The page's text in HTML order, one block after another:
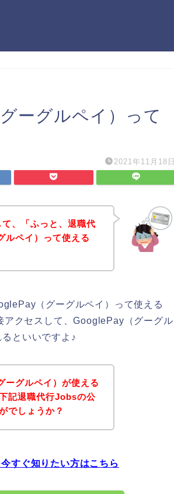
ーグルペイ）って
2021年11月18日
、「ふっと、退職代
ペイ）って使える
（グーグルペイ）って使える
クセスして、GooglePay（グーグル
といいですよ♪
グルペイ）が使える
記退職代行Jobsの公
でしょうか？
すぐ知りたい方はこちら